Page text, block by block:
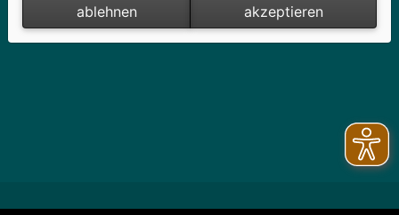
ablehnen
akzeptieren